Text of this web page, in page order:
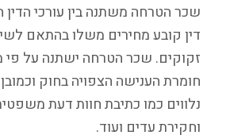
שכר הטרחה משתנה בין עורכי הדין
דין קובע מחירים משלו בהתאם
זקוקים. שכר הטרחה ישתנה על פי
חומרת הענישה הצפויה בחוק
נלווים כמו כתיבת חוות דעת
וחקירת עדים ועוד.